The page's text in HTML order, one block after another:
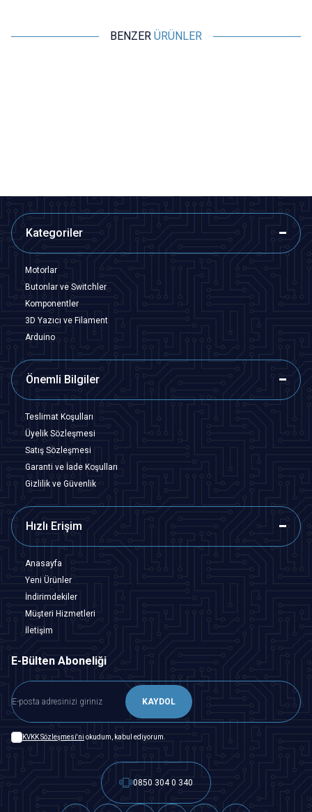
BENZER ÜRÜNLER
Kategoriler
Motorlar
Butonlar ve Switchler
Komponentler
3D Yazıcı ve Filament
Arduino
Önemli Bilgiler
Teslimat Koşulları
Üyelik Sözleşmesi
Satış Sözleşmesi
Garanti ve İade Koşulları
Gizlilik ve Güvenlik
Hızlı Erişim
Anasayfa
Yeni Ürünler
İndirimdekiler
Müşteri Hizmetleri
İletişim
E-Bülten Aboneliği
KAYDOL
KVKK Sözleşmesi'ni okudum, kabul ediyorum.
0850 304 0 340